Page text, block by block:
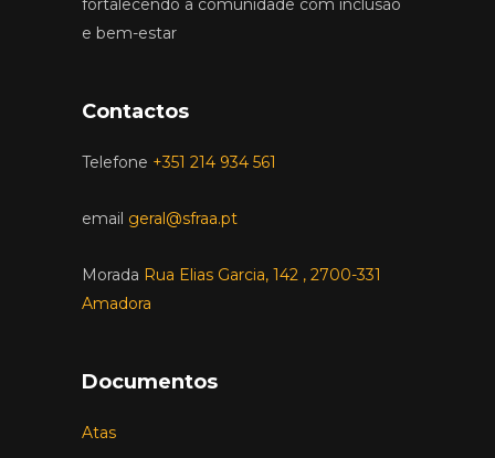
e bem-estar
Contactos
Telefone +351 214 934 561
email geral@sfraa.pt
Morada Rua Elias Garcia, 142 , 2700-331
Amadora
Documentos
Atas